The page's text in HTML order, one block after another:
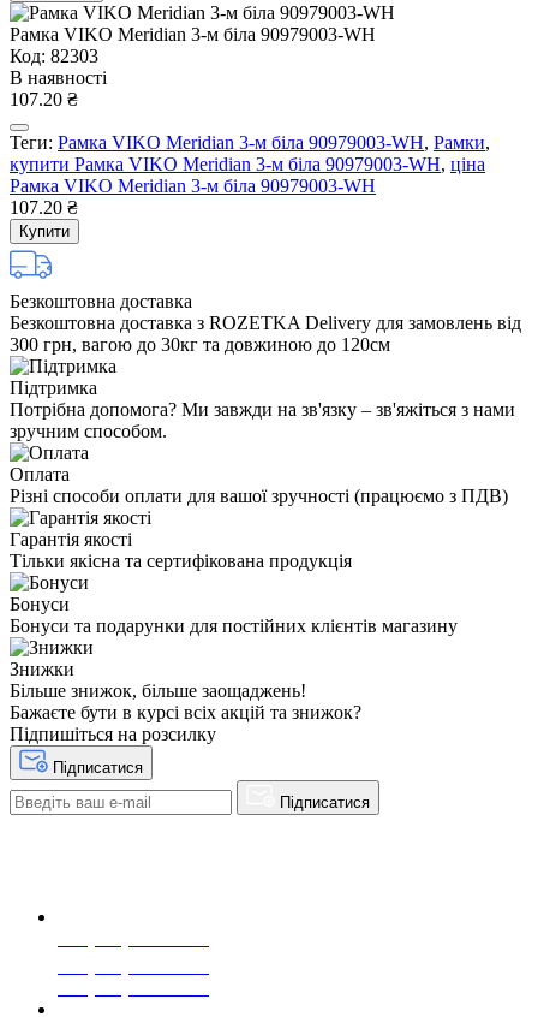
Рамка VIKO Meridian 3-м бiла 90979003-WH
Код: 82303
В наявності
107.20 ₴
Теги: Рамка VIKO Meridian 3-м бiла 90979003-WH, Рамки,
купити Рамка VIKO Meridian 3-м бiла 90979003-WH, ціна
Рамка VIKO Meridian 3-м бiла 90979003-WH
107.20 ₴
Купити
Безкоштовна доставка
Безкоштовна доставка з ROZETKA Delivery для замовлень від
300 грн, вагою до 30кг та довжиною до 120см
Підтримка
Потрібна допомога? Ми завжди на зв'язку – зв'яжіться з нами
зручним способом.
Оплата
Різні способи оплати для вашої зручності (працюємо з ПДВ)
Гарантія якості
Тільки якісна та сертифікована продукція
Бонуси
Бонуси та подарунки для постійних клієнтів магазину
Знижки
Більше знижок, більше заощаджень!
Бажаєте бути в курсі всіх акцій та знижок?
Підпишіться на розсилку
Підписатися
Підписатися